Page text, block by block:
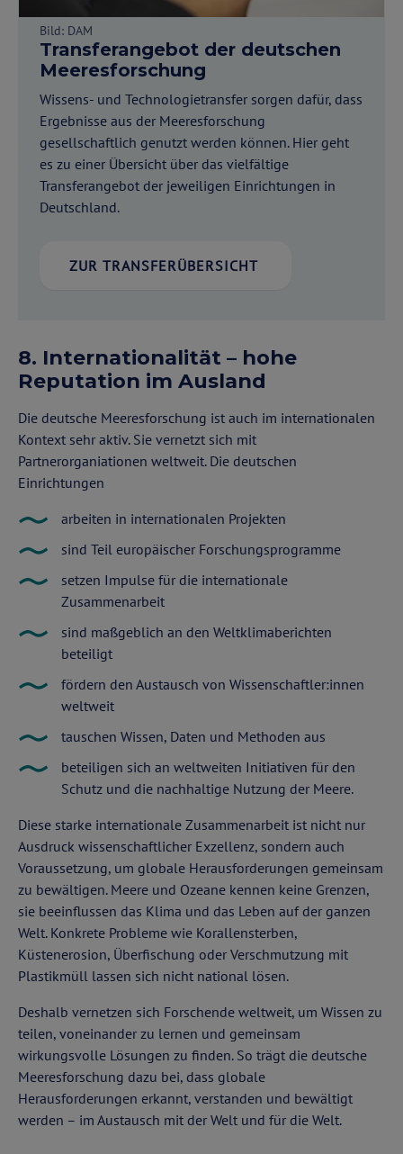
Bild: DAM
Transferangebot der deutschen
Meeresforschung
Wissens- und Technologietransfer sorgen dafür, dass
Ergebnisse aus der Meeresforschung
gesellschaftlich genutzt werden können. Hier geht
es zu einer Übersicht über das vielfältige
Transferangebot der jeweiligen Einrichtungen in
Deutschland.
ZUR TRANSFERÜBERSICHT
8. Internationalität – hohe
Reputation im Ausland
Die deutsche Meeresforschung ist auch im internationalen
Kontext sehr aktiv. Sie vernetzt sich mit
Partnerorganiationen weltweit. Die deutschen
Einrichtungen
arbeiten in internationalen Projekten
sind Teil europäischer Forschungsprogramme
setzen Impulse für die internationale
Zusammenarbeit
sind maßgeblich an den Weltklimaberichten
beteiligt
fördern den Austausch von Wissenschaftler:innen
weltweit
tauschen Wissen, Daten und Methoden aus
beteiligen sich an weltweiten Initiativen für den
Schutz und die nachhaltige Nutzung der Meere.
Diese starke internationale Zusammenarbeit ist nicht nur
Ausdruck wissenschaftlicher Exzellenz, sondern auch
Voraussetzung, um globale Herausforderungen gemeinsam
zu bewältigen. Meere und Ozeane kennen keine Grenzen,
sie beeinflussen das Klima und das Leben auf der ganzen
Welt. Konkrete Probleme wie Korallensterben,
Küstenerosion, Überfischung oder Verschmutzung mit
Plastikmüll lassen sich nicht national lösen.
Deshalb vernetzen sich Forschende weltweit, um Wissen zu
teilen, voneinander zu lernen und gemeinsam
wirkungsvolle Lösungen zu finden. So trägt die deutsche
Meeresforschung dazu bei, dass globale
Herausforderungen erkannt, verstanden und bewältigt
werden – im Austausch mit der Welt und für die Welt.